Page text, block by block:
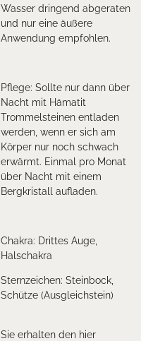
Wasser dringend abgeraten
und nur eine äußere
Anwendung empfohlen.
Pflege: Sollte nur dann über
Nacht mit Hämatit
Trommelsteinen entladen
werden, wenn er sich am
Körper nur noch schwach
erwärmt. Einmal pro Monat
über Nacht mit einem
Bergkristall aufladen.
Chakra: Drittes Auge,
Halschakra
Sternzeichen: Steinbock,
Schütze (Ausgleichstein)
Sie erhalten den hier